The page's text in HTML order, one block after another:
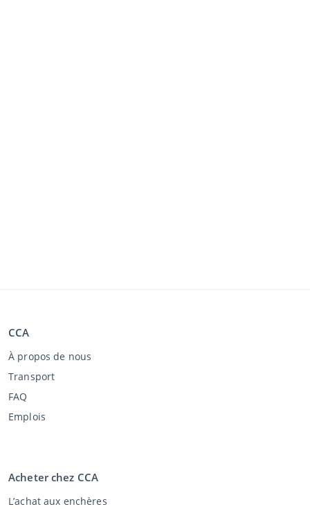
CCA
À propos de nous
Transport
FAQ
Emplois
Acheter chez CCA
L’achat aux enchères